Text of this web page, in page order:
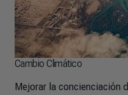
Cambio Climático
Mejorar la concienciación